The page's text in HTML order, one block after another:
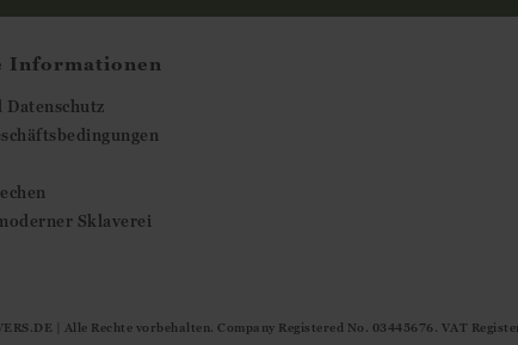
Informationen
Datenschutz
Sklaverei
| Alle Rechte vorbehalten. Company Registered No. 03445676. VAT